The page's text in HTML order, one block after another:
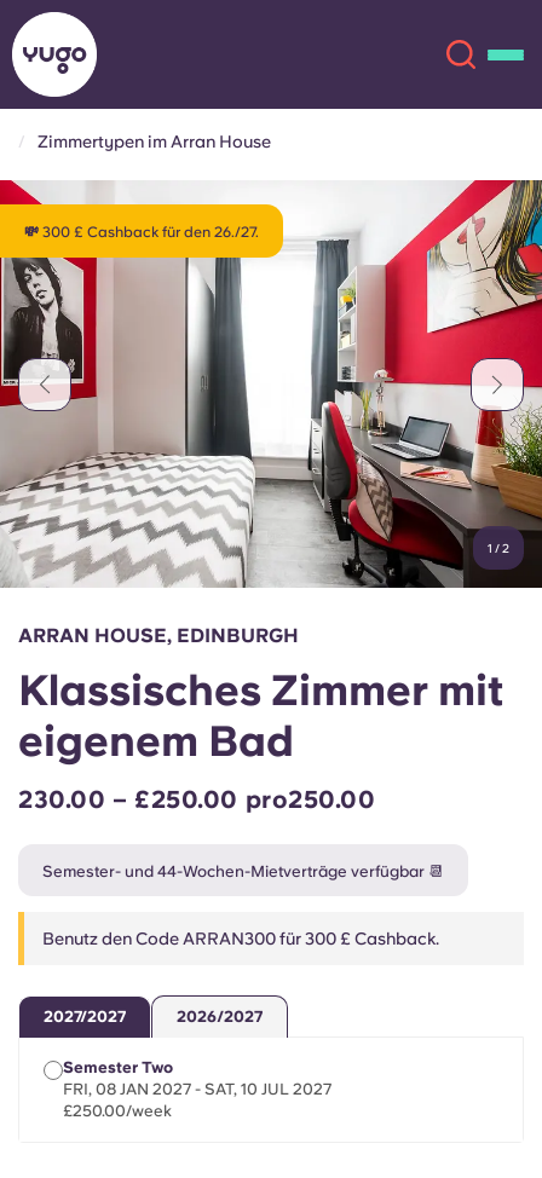
Standorte
Mehr
Konto Sprache
English (GB)
Chinese
Español
French
Portuguese
Wähle ein Land aus
Jetzt buchen
English (US)
Español
Català Deutsch
Italian French
Portuguese
Zimmertypen im Arran House
💸 300 £ Cashback für den 26./27.
1 /2
ARRAN HOUSE, EDINBURGH
Klassisches Zimmer mit
eigenem Bad
230.00 – £250.00 pro250.00
Semester- und 44-Wochen-Mietverträge verfügbar 📆
Benutz den Code ARRAN300 für 300 £ Cashback.
2027/2027 2026/2027
Semester Two
FRI, 08 JAN 2027 - SAT, 10 JUL 2027
£250.00/week